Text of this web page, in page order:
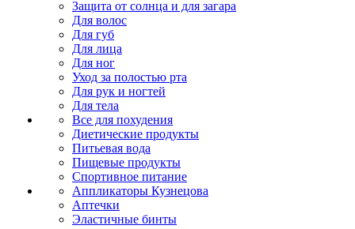
Защита от солнца и для загара
Для волос
Для губ
Для лица
Для ног
Уход за полостью рта
Для рук и ногтей
Для тела
Все для похудения
Диетические продукты
Питьевая вода
Пищевые продукты
Спортивное питание
Аппликаторы Кузнецова
Аптечки
Эластичные бинты